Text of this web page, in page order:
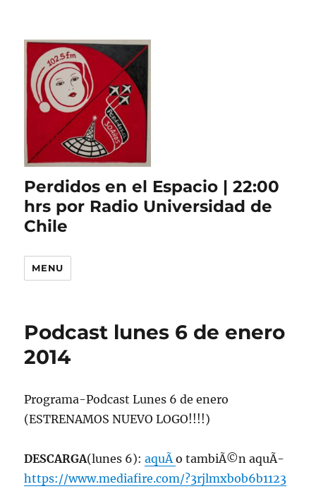
Perdidos en el Espacio | 22:00
hrs por Radio Universidad de
Chile
MENU
Podcast lunes 6 de enero
2014
Programa-Podcast Lunes 6 de enero
(ESTRENAMOS NUEVO LOGO!!!!)
DESCARGA(lunes 6):aquÃ­o tambiÃ©n aquÃ­
https://www.mediafire.com/?3rjlmxbob6b1123